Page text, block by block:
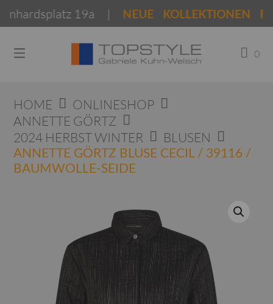
Springen
Sie
Inhalt
19a | NEUE KOLLEKTIONEN
0
HOME
ONLINESHOP
ANNETTE GÖRTZ
2024 HERBST WINTER
BLUSEN
ANNETTE GÖRTZ BLUSE CECIL / 39116 /
BAUMWOLLE-SEIDE